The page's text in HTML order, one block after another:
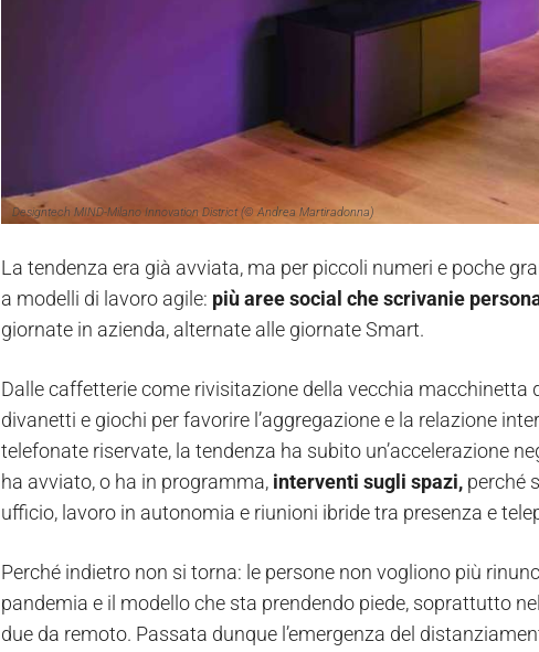
Designtech MIND-Milano Innovation District (© Andrea Martiradonna)
La tendenza era già avviata, ma per piccoli numeri e poche
a modelli di lavoro agile: più aree social che scrivanie
giornate in azienda, alternate alle giornate Smart.
Dalle caffetterie come rivisitazione della vecchia macchinetta
divanetti e giochi per favorire l’aggregazione e la relazione
telefonate riservate, la tendenza ha subito un’accelerazione
ha avviato, o ha in programma, interventi sugli spazi, perché
ufficio, lavoro in autonomia e riunioni ibride tra presenza e
Perché indietro non si torna: le persone non vogliono più
pandemia e il modello che sta prendendo piede, soprattutto
due da remoto. Passata dunque l’emergenza del